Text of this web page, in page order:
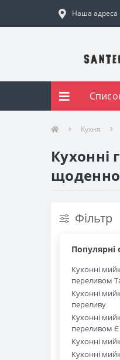
Наша адреса
Кухня
Кухонні
Фільтр
Популярні
Кухонні
переливом
Кухонні
переливу
Кухонні
переливом Є
Кухонні
Кухонні